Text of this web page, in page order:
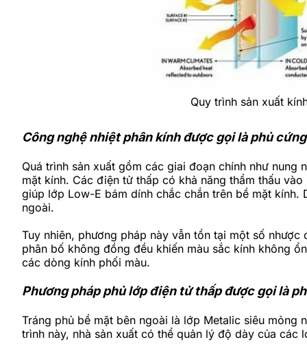
Quy trình sản xuất
Công nghệ nhiệt phân kính được gọi là phủ
Quá trình sản xuất gồm các giai đoạn chính như
mặt kính. Các điện tử thấp có khả năng thẩm thấu
giúp lớp Low-E bám dính chắc chắn trên bề mặt
ngoài.
Tuy nhiên, phương pháp này vẫn tồn tại một số
phân bố không đồng đều khiến màu sắc kính không
các dòng kính phối màu.
Phương pháp phủ lớp điện tử thấp được gọi là
Tráng phủ bề mặt bên ngoài là lớp Metalic siêu
trình này, nhà sản xuất có thể quản lý độ dày của các